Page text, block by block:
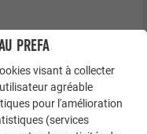
FIXATION
PREFA
visant à collecter
agréable
pour l'amélioration
(services